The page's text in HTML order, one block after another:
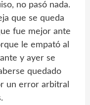
no pasó nada.
que se queda
fue mejor ante
le empató al
y ayer se
quedado
un error arbitral